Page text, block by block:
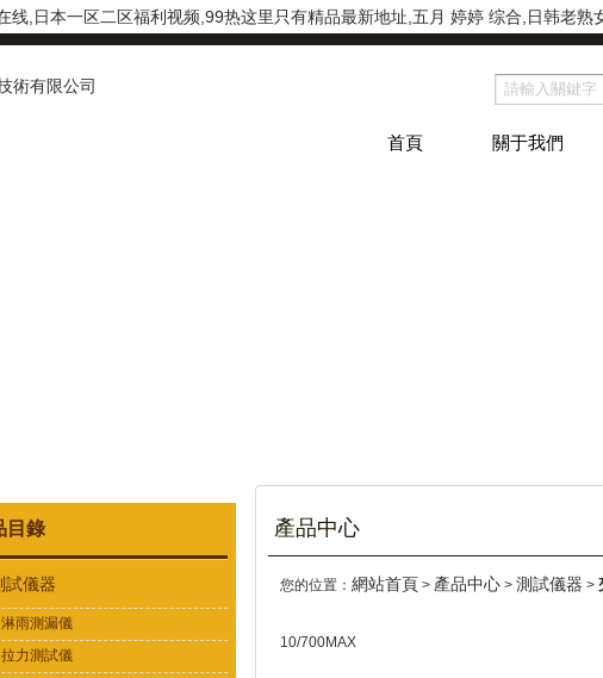
线,日本一区二区福利视频,99热这里只有精品最新地址,五月 婷婷 综合,日韩老
首頁 關于我們
目錄
試儀器
淋雨測漏儀
拉力測試儀
產品中心
您的位置： 網站首頁 > 產品中心 > 測試儀器 >
10/700MAX